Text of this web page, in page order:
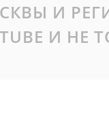
И
И